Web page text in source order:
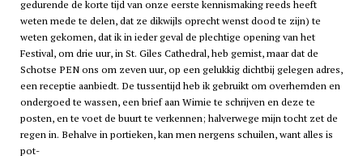
gedurende de korte tijd van onze eerste kennismaking reeds heeft
weten mede te delen, dat ze dikwijls oprecht wenst dood te zijn) te
weten gekomen, dat ik in ieder geval de plechtige opening van het
Festival, om drie uur, in St. Giles Cathedral, heb gemist, maar dat de
Schotse PEN ons om zeven uur, op een gelukkig dichtbij gelegen adres,
een receptie aanbiedt. De tussentijd heb ik gebruikt om overhemden en
ondergoed te wassen, een brief aan Wimie te schrijven en deze te
posten, en te voet de buurt te verkennen; halverwege mijn tocht zet de
regen in. Behalve in portieken, kan men nergens schuilen, want alles is
pot-